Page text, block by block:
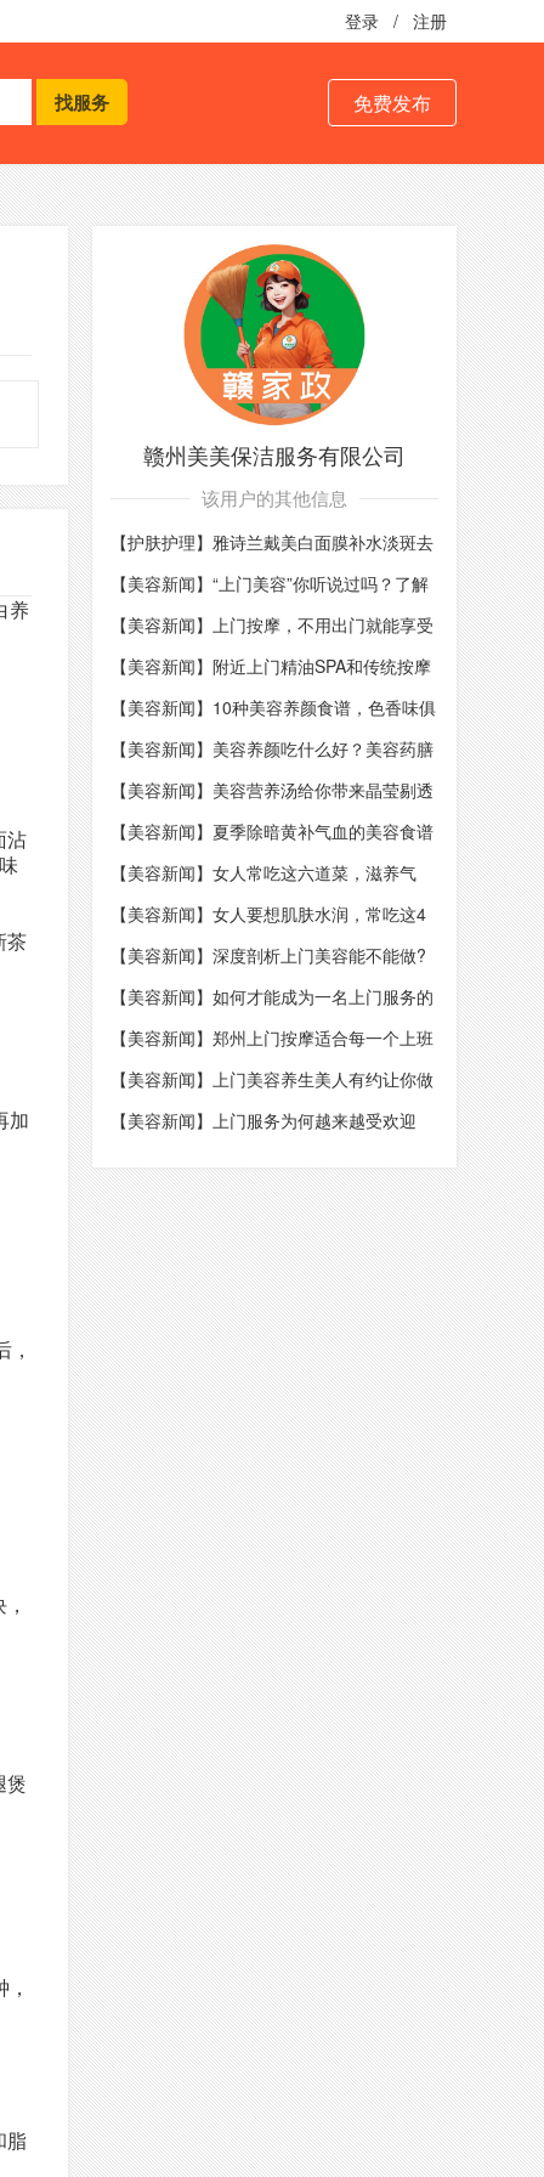
登录 / 注册
免费发布
养
沾
茶
加
煲
脂
赣州美美保洁服务有限公司
该用户的其他信息
【护肤护理】雅诗兰戴美白面膜补水淡斑去
【美容新闻】“上门美容”你听说过吗？了解
【美容新闻】上门按摩，不用出门就能享受
【美容新闻】附近上门精油SPA和传统按摩
【美容新闻】10种美容养颜食谱，色香味俱
【美容新闻】美容养颜吃什么好？美容药膳
【美容新闻】美容营养汤给你带来晶莹剔透
【美容新闻】夏季除暗黄补气血的美容食谱
【美容新闻】女人常吃这六道菜，滋养气
【美容新闻】女人要想肌肤水润，常吃这4
【美容新闻】深度剖析上门美容能不能做?
【美容新闻】如何才能成为一名上门服务的
【美容新闻】郑州上门按摩适合每一个上班
【美容新闻】上门美容养生美人有约让你做
【美容新闻】上门服务为何越来越受欢迎